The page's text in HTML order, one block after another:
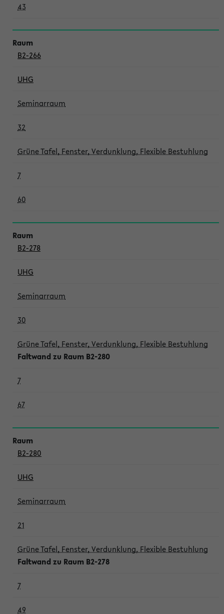
43
B2-266
UHG
Seminarraum
32
Grüne Tafel, Fenster, Verdunklung, Flexible Bestuhlung
7
60
B2-278
UHG
Seminarraum
30
Grüne Tafel, Fenster, Verdunklung, Flexible Bestuhlung
Faltwand zu Raum B2-280
7
67
B2-280
UHG
Seminarraum
21
Grüne Tafel, Fenster, Verdunklung, Flexible Bestuhlung
Faltwand zu Raum B2-278
7
49